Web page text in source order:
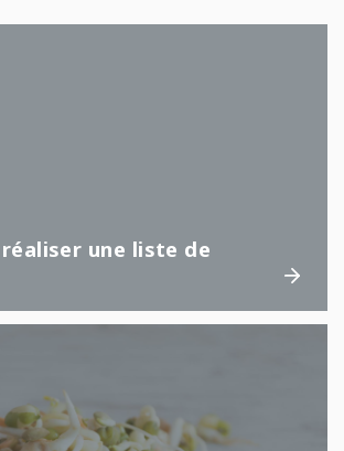
une liste de